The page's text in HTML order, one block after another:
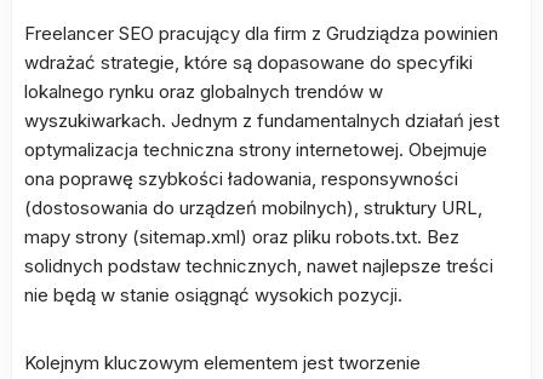
Freelancer SEO pracujący dla firm z Grudziądza powinien
wdrażać strategie, które są dopasowane do specyfiki
lokalnego rynku oraz globalnych trendów w
wyszukiwarkach. Jednym z fundamentalnych działań jest
optymalizacja techniczna strony internetowej. Obejmuje
ona poprawę szybkości ładowania, responsywności
(dostosowania do urządzeń mobilnych), struktury URL,
mapy strony (sitemap.xml) oraz pliku robots.txt. Bez
solidnych podstaw technicznych, nawet najlepsze treści
nie będą w stanie osiągnąć wysokich pozycji.
Kolejnym kluczowym elementem jest tworzenie